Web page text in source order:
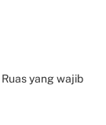
Ruas yang wajib